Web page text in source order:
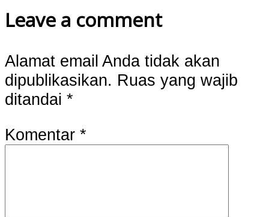
Leave a comment
Alamat email Anda tidak akan
dipublikasikan. Ruas yang wajib
ditandai *
Komentar *